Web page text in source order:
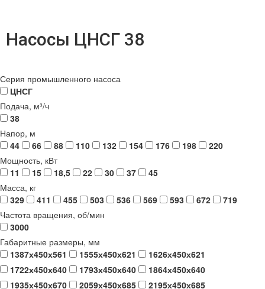
Насосы ЦНСГ 38
Серия промышленного насоса
ЦНСГ
Подача, м³/ч
38
Напор, м
44
66 88 110 132 154 176 198
220
Мощность, кВт
11
15 18,5 22 30 37
45
Масса, кг
329
411 455 503 536 569 593 672
719
Частота вращения, об/мин
3000
Габаритные размеры, мм
1387х450х561
1555х450х621
1626х450х621
1722х450х640
1793х450х640
1864х450х640
1935х450х670
2059х450х685 2195х450х685